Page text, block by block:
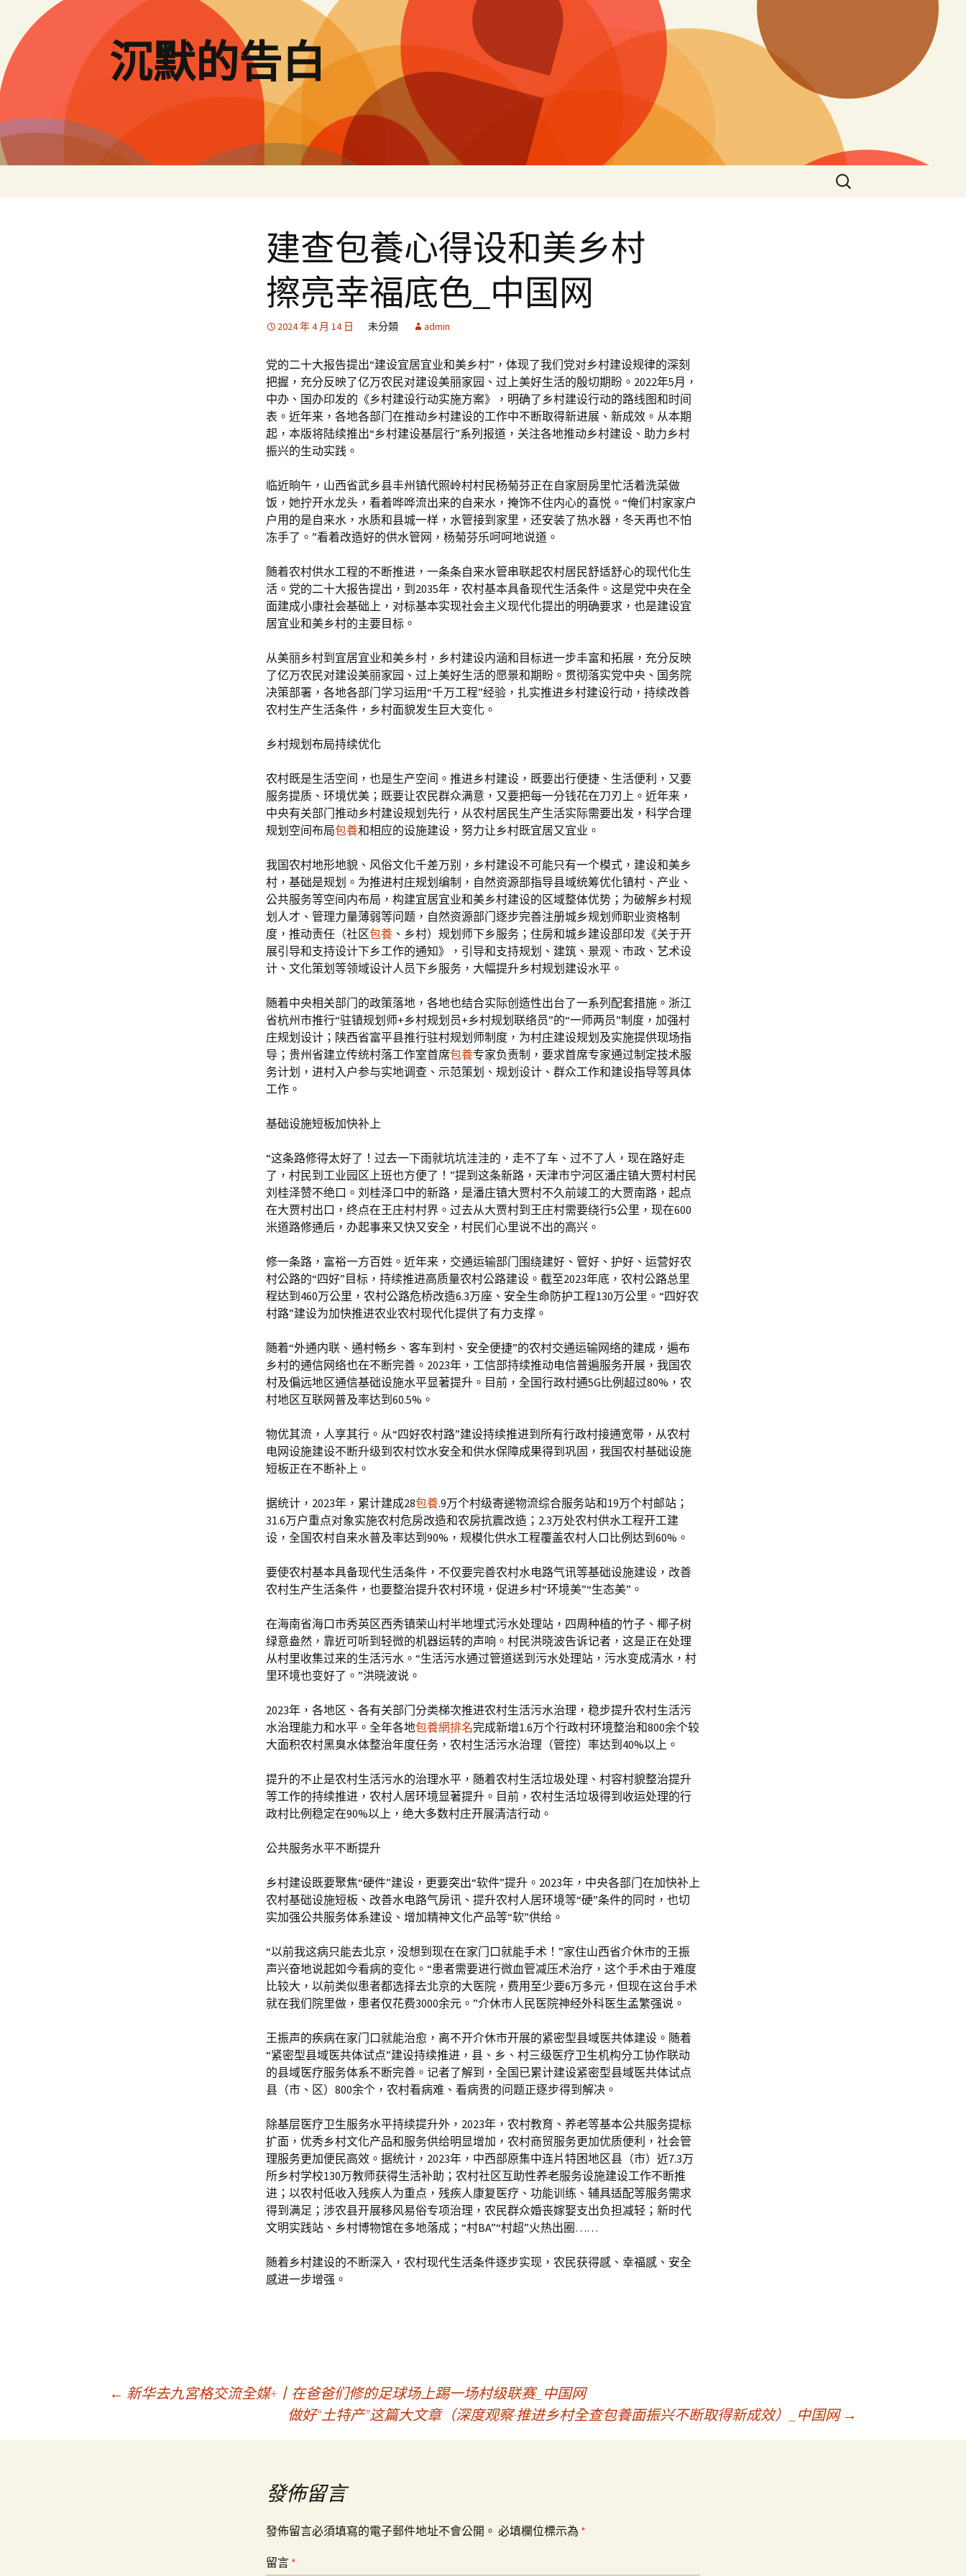
要
內
容
沉默的告白
搜
尋
建查包養心得设和美乡村
擦亮幸福底色_中国网
2024 年 4 月 14 日 未分類 admin
党的二十大报告提出“建设宜居宜业和美乡村”，体现了我们党对乡村建设规律的深刻
把握，充分反映了亿万农民对建设美丽家园、过上美好生活的殷切期盼。2022年5月，
中办、国办印发的《乡村建设行动实施方案》，明确了乡村建设行动的路线图和时间
表。近年来，各地各部门在推动乡村建设的工作中不断取得新进展、新成效。从本期
起，本版将陆续推出“乡村建设基层行”系列报道，关注各地推动乡村建设、助力乡村
振兴的生动实践。
临近晌午，山西省武乡县丰州镇代照岭村村民杨菊芬正在自家厨房里忙活着洗菜做
饭，她拧开水龙头，看着哗哗流出来的自来水，掩饰不住内心的喜悦。“俺们村家家户
户用的是自来水，水质和县城一样，水管接到家里，还安装了热水器，冬天再也不怕
冻手了。”看着改造好的供水管网，杨菊芬乐呵呵地说道。
随着农村供水工程的不断推进，一条条自来水管串联起农村居民舒适舒心的现代化生
活。党的二十大报告提出，到2035年，农村基本具备现代生活条件。这是党中央在全
面建成小康社会基础上，对标基本实现社会主义现代化提出的明确要求，也是建设宜
居宜业和美乡村的主要目标。
从美丽乡村到宜居宜业和美乡村，乡村建设内涵和目标进一步丰富和拓展，充分反映
了亿万农民对建设美丽家园、过上美好生活的愿景和期盼。贯彻落实党中央、国务院
决策部署，各地各部门学习运用“千万工程”经验，扎实推进乡村建设行动，持续改善
农村生产生活条件，乡村面貌发生巨大变化。
乡村规划布局持续优化
农村既是生活空间，也是生产空间。推进乡村建设，既要出行便捷、生活便利，又要
服务提质、环境优美；既要让农民群众满意，又要把每一分钱花在刀刃上。近年来，
中央有关部门推动乡村建设规划先行，从农村居民生产生活实际需要出发，科学合理
规划空间布局包養和相应的设施建设，努力让乡村既宜居又宜业。
我国农村地形地貌、风俗文化千差万别，乡村建设不可能只有一个模式，建设和美乡
村，基础是规划。为推进村庄规划编制，自然资源部指导县域统筹优化镇村、产业、
公共服务等空间内布局，构建宜居宜业和美乡村建设的区域整体优势；为破解乡村规
划人才、管理力量薄弱等问题，自然资源部门逐步完善注册城乡规划师职业资格制
度，推动责任（社区包養 、乡村）规划师下乡服务；住房和城乡建设部印发《关于开
展引导和支持设计下乡工作的通知》，引导和支持规划、建筑、景观、市政、艺术设
计、文化策划等领域设计人员下乡服务，大幅提升乡村规划建设水平。
随着中央相关部门的政策落地，各地也结合实际创造性出台了一系列配套措施。浙江
省杭州市推行“驻镇规划师+乡村规划员+乡村规划联络员”的“一师两员”制度，加强村
庄规划设计；陕西省富平县推行驻村规划师制度，为村庄建设规划及实施提供现场指
导；贵州省建立传统村落工作室首席包養专家负责制，要求首席专家通过制定技术服
务计划，进村入户参与实地调查、示范策划、规划设计、群众工作和建设指导等具体
工作。
基础设施短板加快补上
“这条路修得太好了！过去一下雨就坑坑洼洼的，走不了车、过不了人，现在路好走
了，村民到工业园区上班也方便了！”提到这条新路，天津市宁河区潘庄镇大贾村村民
刘桂泽赞不绝口。刘桂泽口中的新路，是潘庄镇大贾村不久前竣工的大贾南路，起点
在大贾村出口，终点在王庄村村界。过去从大贾村到王庄村需要绕行5公里，现在600
米道路修通后，办起事来又快又安全，村民们心里说不出的高兴。
修一条路，富裕一方百姓。近年来，交通运输部门围绕建好、管好、护好、运营好农
村公路的“四好”目标，持续推进高质量农村公路建设。截至2023年底，农村公路总里
程达到460万公里，农村公路危桥改造6.3万座、安全生命防护工程130万公里。“四好农
村路”建设为加快推进农业农村现代化提供了有力支撑。
随着“外通内联、通村畅乡、客车到村、安全便捷”的农村交通运输网络的建成，遍布
乡村的通信网络也在不断完善。2023年，工信部持续推动电信普遍服务开展，我国农
村及偏远地区通信基础设施水平显著提升。目前，全国行政村通5G比例超过80%，农
村地区互联网普及率达到60.5%。
物优其流，人享其行。从“四好农村路”建设持续推进到所有行政村接通宽带，从农村
电网设施建设不断升级到农村饮水安全和供水保障成果得到巩固，我国农村基础设施
短板正在不断补上。
据统计，2023年，累计建成28包養.9万个村级寄递物流综合服务站和19万个村邮站；
31.6万户重点对象实施农村危房改造和农房抗震改造；2.3万处农村供水工程开工建
设，全国农村自来水普及率达到90%，规模化供水工程覆盖农村人口比例达到60%。
要使农村基本具备现代生活条件，不仅要完善农村水电路气讯等基础设施建设，改善
农村生产生活条件，也要整治提升农村环境，促进乡村“环境美”“生态美”。
在海南省海口市秀英区西秀镇荣山村半地埋式污水处理站，四周种植的竹子、椰子树
绿意盎然，靠近可听到轻微的机器运转的声响。村民洪晓波告诉记者，这是正在处理
从村里收集过来的生活污水。“生活污水通过管道送到污水处理站，污水变成清水，村
里环境也变好了。”洪晓波说。
2023年，各地区、各有关部门分类梯次推进农村生活污水治理，稳步提升农村生活污
水治理能力和水平。全年各地包養網排名完成新增1.6万个行政村环境整治和800余个较
大面积农村黑臭水体整治年度任务，农村生活污水治理（管控）率达到40%以上。
提升的不止是农村生活污水的治理水平，随着农村生活垃圾处理、村容村貌整治提升
等工作的持续推进，农村人居环境显著提升。目前，农村生活垃圾得到收运处理的行
政村比例稳定在90%以上，绝大多数村庄开展清洁行动。
公共服务水平不断提升
乡村建设既要聚焦“硬件”建设，更要突出“软件”提升。2023年，中央各部门在加快补上
农村基础设施短板、改善水电路气房讯、提升农村人居环境等“硬”条件的同时，也切
实加强公共服务体系建设、增加精神文化产品等“软”供给。
“以前我这病只能去北京，没想到现在在家门口就能手术！”家住山西省介休市的王振
声兴奋地说起如今看病的变化。“患者需要进行微血管减压术治疗，这个手术由于难度
比较大，以前类似患者都选择去北京的大医院，费用至少要6万多元，但现在这台手术
就在我们院里做，患者仅花费3000余元。”介休市人民医院神经外科医生孟繁强说。
王振声的疾病在家门口就能治愈，离不开介休市开展的紧密型县域医共体建设。随着
“紧密型县域医共体试点”建设持续推进，县、乡、村三级医疗卫生机构分工协作联动
的县域医疗服务体系不断完善。记者了解到，全国已累计建设紧密型县域医共体试点
县（市、区）800余个，农村看病难、看病贵的问题正逐步得到解决。
除基层医疗卫生服务水平持续提升外，2023年，农村教育、养老等基本公共服务提标
扩面，优秀乡村文化产品和服务供给明显增加，农村商贸服务更加优质便利，社会管
理服务更加便民高效。据统计，2023年，中西部原集中连片特困地区县（市）近7.3万
所乡村学校130万教师获得生活补助；农村社区互助性养老服务设施建设工作不断推
进；以农村低收入残疾人为重点，残疾人康复医疗、功能训练、辅具适配等服务需求
得到满足；涉农县开展移风易俗专项治理，农民群众婚丧嫁娶支出负担减轻；新时代
文明实践站、乡村博物馆在多地落成；“村BA”“村超”火热出圈……
随着乡村建设的不断深入，农村现代生活条件逐步实现，农民获得感、幸福感、安全
感进一步增强。
章
← 新华去九宮格交流全媒+丨在爸爸们修的足球场上踢一场村级联赛_中国网
做好“土特产”这篇大文章（深度观察·推进乡村全查包養面振兴不断取得新成效）_中国网 →
發佈留言
發佈留言必須填寫的電子郵件地址不會公開。 必填欄位標示為 *
留言 *